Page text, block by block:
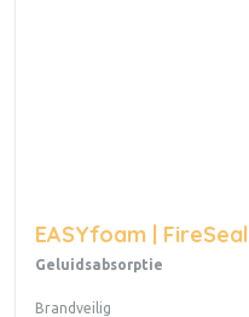
EASYfoam | FireSeal
Geluidsabsorptie
Brandveilig